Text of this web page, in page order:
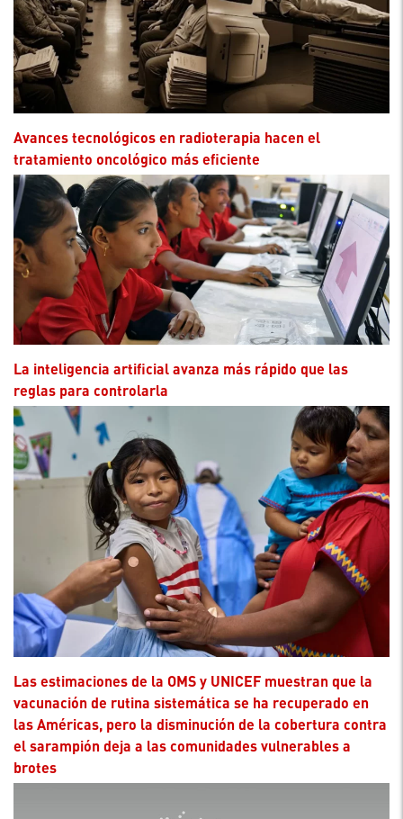
Avances tecnológicos en radioterapia hacen el
tratamiento oncológico más eficiente
La inteligencia artificial avanza más rápido que las
reglas para controlarla
Las estimaciones de la OMS y UNICEF muestran que la
vacunación de rutina sistemática se ha recuperado en
las Américas, pero la disminución de la cobertura contra
el sarampión deja a las comunidades vulnerables a
brotes